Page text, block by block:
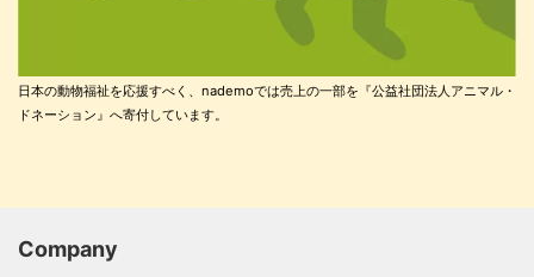
日本の動物福祉を応援すべく、nademoでは売上の一部を『公益社団法人アニマル・
ドネーション』へ寄付しています。
Company